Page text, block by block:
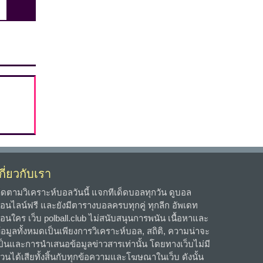
ยวกับเรา
ตามวิเคราะห์บอลวันนี้ แจกทีเด็ดบอลทุกวัน ดูบอล
นไลน์ฟรี และยังมีตารางบอลครบทุกคู่ ทุกลีก อัพเดท
นใคร เว็บ polball.club ไม่สนับสนุนการพนัน เนื้อหาและ
มูลทั้งหมดเป็นเพียงการวิเคราะห์บอล, สถิติ, ความน่าจะ
นและการนำเสนอข้อมูลข่าวสารเท่านั้น โดยทางเว็บไม่มี
นได้เสียทั้งสิ้นกับทุกข้อความและโฆษณาในเว็บ ดังนั้น